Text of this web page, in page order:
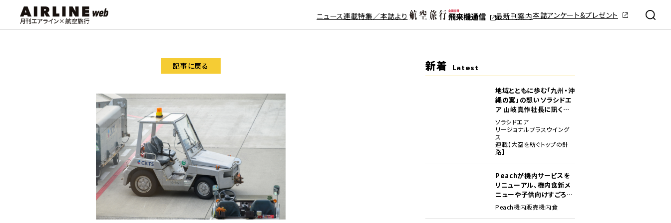
ニュース連載特集／本誌より 最新刊案内本誌アンケート&プレゼント
記事に戻る 新着 Latest
地域とともに歩む「九州・沖
縄の翼」の想い――ソラシドエ
ア 山岐真作社長に訊く就
任1年の手応え
ソラシドエア
リージョナルプラスウイング
ス
連載【大空を紡ぐトップの針
路】
Peachが機内サービスを
リニューアル、機内食新メ
ニューや子供向けすごろく
など
Peach機内販売機内食